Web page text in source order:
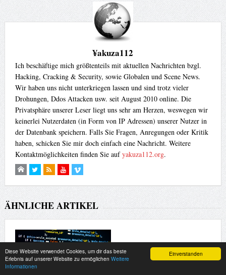
Einverstanden
Diese Website verwendet Cookies, um dir das beste
Erlebnis auf unserer Website zu ermöglichen Weitere
Informationen
¥akuza112
Ich beschäftige mich größtenteils mit aktuellen Nachrichten bzgl.
Hacking, Cracking & Security, sowie Globalen und Scene News.
Wir haben uns nicht unterkriegen lassen und sind trotz vieler
Drohungen, Ddos Attacken usw. seit August 2010 online. Die
Privatsphäre unserer Leser liegt uns sehr am Herzen, weswegen wir
keinerlei Nutzerdaten (in Form von IP Adressen) unserer Nutzer in
der Datenbank speichern. Falls Sie Fragen, Anregungen oder Kritik
haben, schicken Sie mir doch einfach eine Nachricht. Weitere
Kontaktmöglichkeiten finden Sie aufyakuza112.org.
ÄHNLICHE ARTIKEL